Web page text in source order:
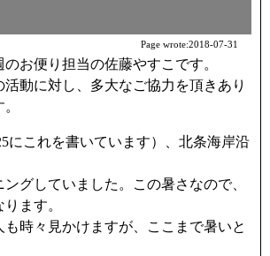
Page wrote:2018-07-31
お便り担当の佐藤やすこです。
活動に対し、多大なご協力を頂きあり
にこれを書いています）、北条海岸沿
グしていました。この暑さなので、
ます。
も時々見かけますが、ここまで暑いと